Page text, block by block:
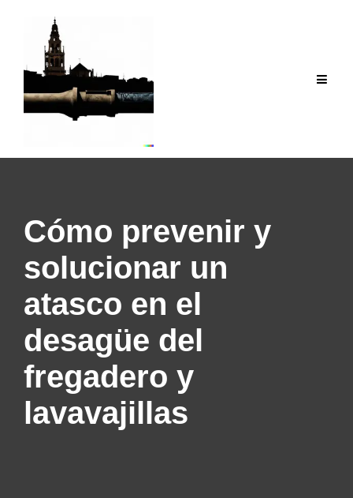
contenido
Cómo prevenir y
solucionar un
atasco en el
desagüe del
fregadero y
lavavajillas